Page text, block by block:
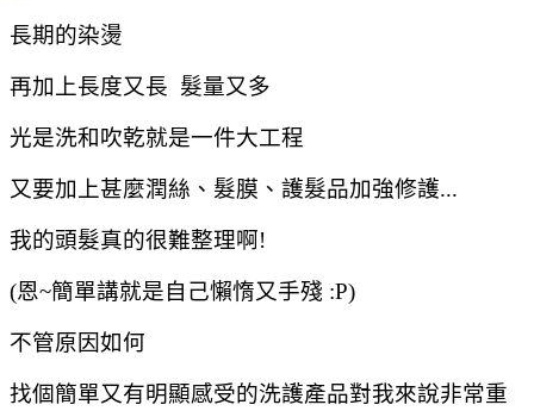
長期的染燙
再加上長度又長 髮量又多
光是洗和吹乾就是一件大工程
又要加上甚麼潤絲、髮膜、護髮品加強修護...
我的頭髮真的很難整理啊!
(恩~簡單講就是自己懶惰又手殘 :P)
不管原因如何
找個簡單又有明顯感受的洗護產品對我來說非常重